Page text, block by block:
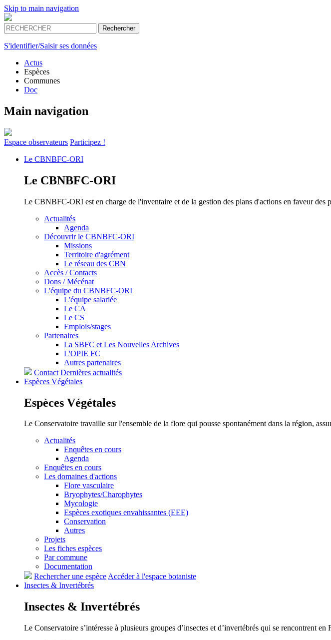
Skip to main navigation
S'identifier/Saisir ses données
Actus
Espèces
Communes
Doc
Main navigation
Espace observateurs Participez !
Le CBNBFC-ORI
Le CBNBFC-ORI
Le CBNBFC-ORI est en charge de l'inventaire et de la gestion des plans d'actions en faveur des
Actualités
Agenda
Découvrir le CBNBFC-ORI
Missions
Territoire d'agrément
Le réseau des CBN
Accès / Contacts
Dons / Mécénat
L'équipe du CBNBFC-ORI
L'équipe salariée
Le CA
Le CS
Emplois/stages
Partenaires
La SBFC et Les Nouvelles Archives
L'OPIE FC
Autres partenaires
Contact Dernières actualités
Espèces Végétales
Espèces Végétales
Le Conservatoire travaille sur l'ensemble de la flore qui pousse spontanément dans la région,
Actualités
Enquêtes en cours
Agenda
Enquêtes en cours
Les domaines d'actions
Flore vasculaire
Bryophytes/Charophytes
Mycologie
Espèces exotiques envahissantes (EEE)
Conservation
Autres
Projets
Les fiches espèces
Par commune
Documentation
Rechercher une espèceAccéder à l'espace botaniste
Insectes & Invertébrés
Insectes & Invertébrés
Le Conservatoire s’intéresse à plusieurs groupes d’insectes et d’invertébrés qui se rencontrent